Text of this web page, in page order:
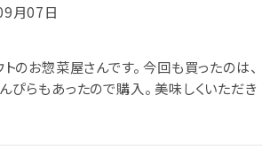
月07日
のお惣菜屋さんです。 今回も買ったのは、
ぴらもあったので購入。 美味しくいただき